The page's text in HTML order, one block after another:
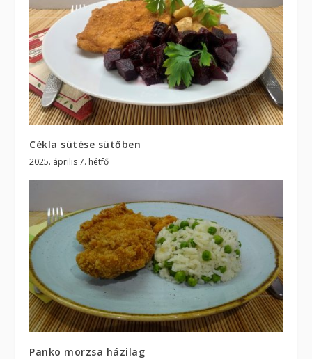
Cékla sütése sütőben
2025. április 7. hétfő
Panko morzsa házilag